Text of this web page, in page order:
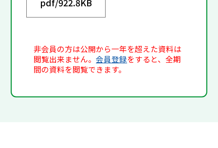
非会員の方は公開から一年を超えた資料は
閲覧出来ません。会員登録をすると、全期
間の資料を閲覧できます。